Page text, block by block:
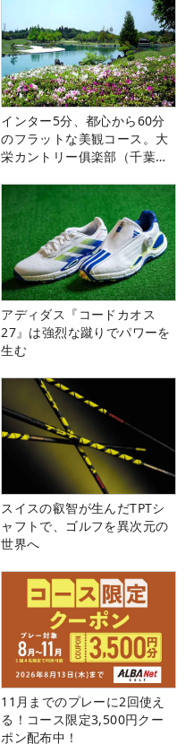
インター5分、都心から60分
のフラットな美観コース。大
栄カントリー俱楽部（千葉
アディダス『コードカオス
27』は強烈な蹴りでパワーを
生む
スイスの叡智が生んだTPTシ
ャフトで、ゴルフを異次元の
世界へ
11月までのプレーに2回使え
る！コース限定3,500円クー
ポン配布中！